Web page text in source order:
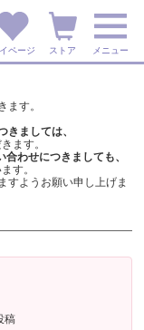
ページ ストア メニュー
ます。
ましては、
ます。
合わせにつきましても、
す。
すようお願い申し上げま
稿